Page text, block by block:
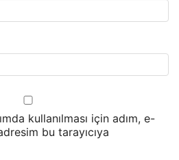
kullanılması için adım, e-
bu tarayıcıya